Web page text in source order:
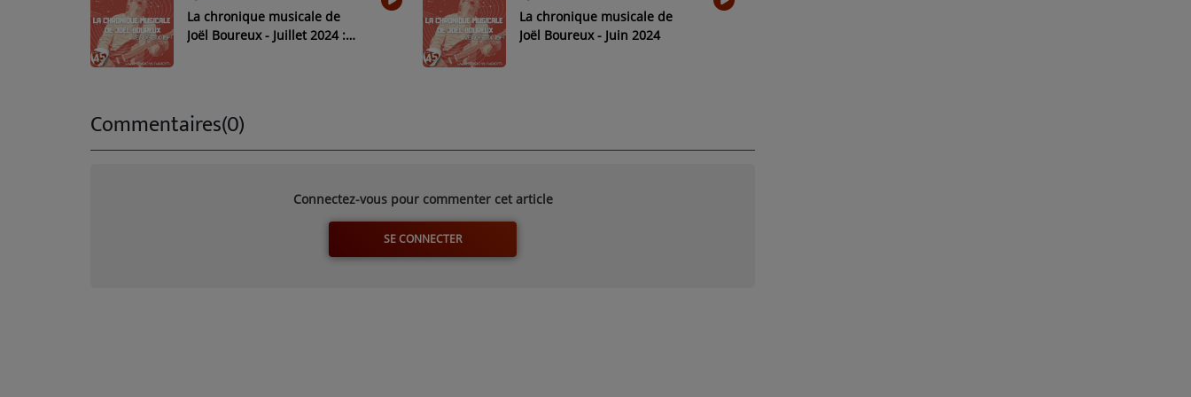
La chronique musicale de
Joël Boureux - Juillet 2024 :
La chronique musicale de
Joël Boureux - Juin 2024
Commentaires(0)
Connectez-vous pour commenter cet article
SE CONNECTER